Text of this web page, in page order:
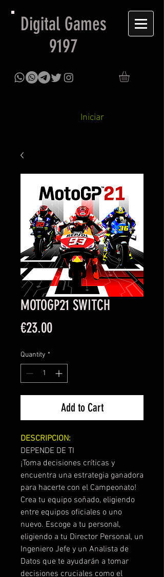
Digital Games
9197
Iniciar
MOTOGP21 SWITCH
€23.00Price
Quantity *
Add to Cart
DESCRIPCION:
DEPENDE DE TI
¡Toma decisiones críticas y
encuentra una estrategia ganadora
para hacerte con el Campeonato!
Crea tu equipo soñado, eligiendo
entre equipos oficiales o uno
nuevo. Escoge a tu personal,
eligiendo a tu Director Personal, un
Ingeniero Jefe y un Analista de
Datos que te ayudarán a tomar
decisiones cruciales como el